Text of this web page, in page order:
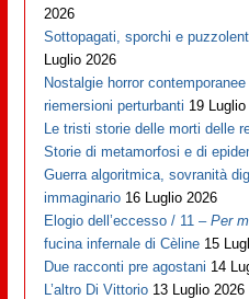
2026
Sottopagati, sporchi e
Luglio 2026
Nostalgie horror
riemersioni perturbanti 19
Le tristi storie delle morti delle
Storie di metamorfosi e di
Guerra algoritmica, sovranità
immaginario 16 Luglio 2026
Elogio dell’eccesso / 11 –Per
fucina infernale di Cèline 15
Due racconti pre agostani 14
L’altro Di Vittorio 13 Luglio 2026